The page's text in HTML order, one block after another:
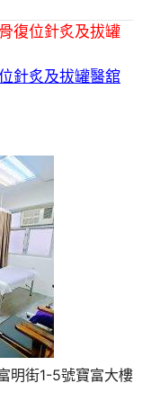
復位針炙及拔罐
針炙及拔罐醫舘
明街1-5號寶富大樓